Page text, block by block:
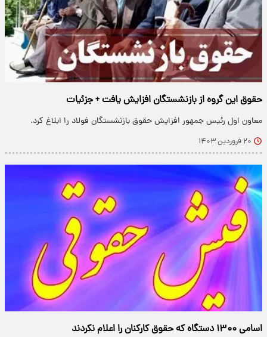
حقوق این گروه از بازنشستگان افزایش یافت + جزئیات
معاون اول رئیس جمهور افزایش حقوق بازنشستگان فولاد را ابلاغ کرد.
۲۰ فروردین ۱۴۰۳
اسامی ۱۳۰۰ دستگاه که حقوق کارکنان را اعلام نکردند